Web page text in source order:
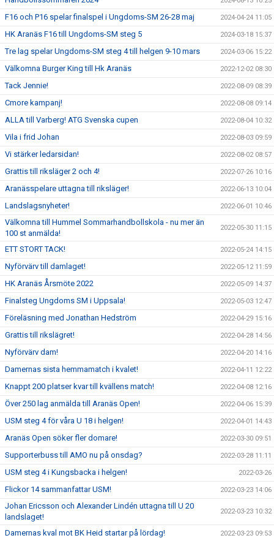
F16 och P16 spelar finalspel i Ungdoms-SM 26-28 maj 2024-04-24 11:05
HK Aranäs F16 till Ungdoms-SM steg 5 2024-03-18 15:37
Tre lag spelar Ungdoms-SM steg 4 till helgen 9-10 mars 2024-03-06 15:22
Välkomna Burger King till Hk Aranäs 2022-12-02 08:30
Tack Jennie! 2022-08-09 08:39
Cmore kampanj! 2022-08-08 09:14
ALLA till Varberg! ATG Svenska cupen 2022-08-04 10:32
Vila i frid Johan 2022-08-03 09:59
Vi stärker ledarsidan! 2022-08-02 08:57
Grattis till riksläger 2 och 4! 2022-07-26 10:16
Aranässpelare uttagna till riksläger! 2022-06-13 10:04
Landslagsnyheter! 2022-06-01 10:46
Välkomna till Hummel Sommarhandbollskola - nu mer än
100 st anmälda!
2022-05-30 11:15
ETT STORT TACK! 2022-05-24 14:15
Nyförvärv till damlaget! 2022-05-12 11:59
HK Aranäs Årsmöte 2022 2022-05-09 14:37
Finalsteg Ungdoms SM i Uppsala! 2022-05-03 12:47
Föreläsning med Jonathan Hedström 2022-04-29 15:16
Grattis till rikslägret! 2022-04-28 14:56
Nyförvärv dam! 2022-04-20 14:16
Damernas sista hemmamatch i kvalet! 2022-04-11 12:22
Knappt 200 platser kvar till kvällens match! 2022-04-08 12:16
Över 250 lag anmälda till Aranäs Open! 2022-04-06 15:39
USM steg 4 för våra U 18 i helgen! 2022-04-01 14:43
Aranäs Open söker fler domare! 2022-03-30 09:51
Supporterbuss till AMO nu på onsdag? 2022-03-28 11:11
USM steg 4 i Kungsbacka i helgen! 2022-03-26
Flickor 14 sammanfattar USM! 2022-03-23 14:06
Johan Ericsson och Alexander Lindén uttagna till U 20
landslaget!
2022-03-23 10:32
Damernas kval mot BK Heid startar på lördag! 2022-03-23 09:53